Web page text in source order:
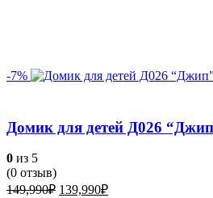
-7%
Домик для детей Д026
0 из 5
(0 отзыв)
149,990₽ Первоначальная
139,990₽Текущая